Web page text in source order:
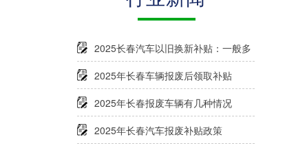
2025长春汽车以旧换新补贴：一般多
久能到账？
2025年长春车辆报废后领取补贴
2025年长春报废车辆有几种情况
2025年长春汽车报废补贴政策